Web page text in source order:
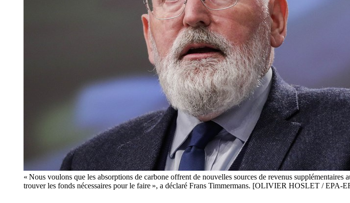
« Nous voulons que les absorptions de carbone offrent de nouvelles sources de revenus
trouver les fonds nécessaires pour le faire », a déclaré Frans Timmermans. [OLIVIER HOSLET / EPA-